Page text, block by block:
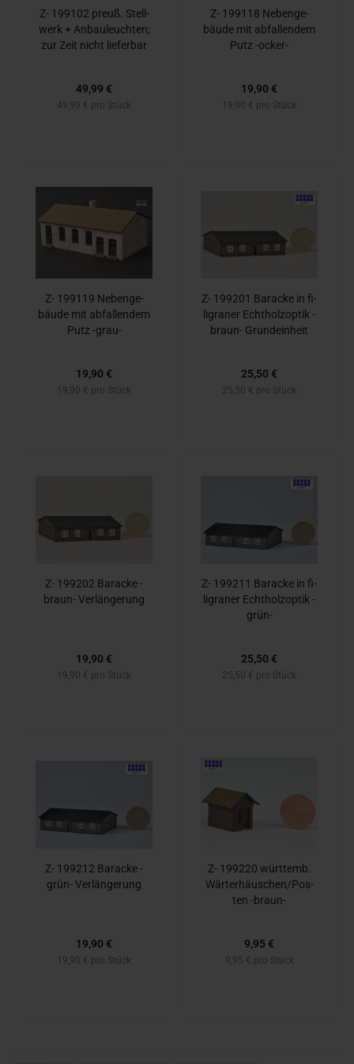
Z- 199102 preuß. Stell­
werk + An­bau­leuch­ten;
zur Zeit nicht lie­fer­bar
49,99 €
49,99 € pro Stück
Z- 199118 Ne­ben­ge­
bäu­de mit ab­fal­len­dem
Putz -​ocker-​
19,90 €
19,90 € pro Stück
Z- 199119 Ne­ben­ge­
bäu­de mit ab­fal­len­dem
Putz -​grau-
19,90 €
19,90 € pro Stück
Z- 199201 Ba­ra­cke in fi­
li­gra­ner Echt­holz­op­tik -​
braun-​ Grund­ein­heit
25,50 €
25,50 € pro Stück
Z- 199202 Ba­ra­cke -​
braun-​ Ver­län­ge­rung
19,90 €
19,90 € pro Stück
Z- 199211 Ba­ra­cke in fi­
li­gra­ner Echt­holz­op­tik -​
grün-
25,50 €
25,50 € pro Stück
Z- 199212 Ba­ra­cke -​
grün- Ver­län­ge­rung
19,90 €
19,90 € pro Stück
Z- 199220 würt­temb.
Wär­ter­häus­chen/Pos­
ten -​braun-​
9,95 €
9,95 € pro Stück